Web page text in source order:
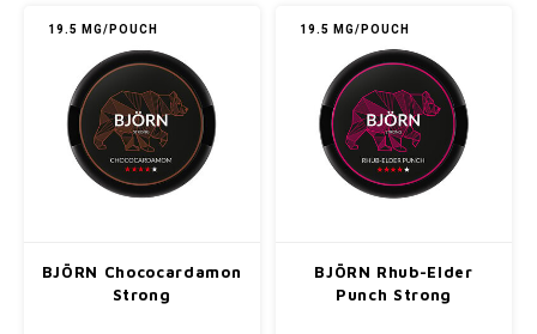
ROYAL WHITE
19.5 MG/POUCH
BJÖRN Chococardamon
Strong
19.5 MG/POUCH
BJÖRN Rhub-Elder
Punch Strong